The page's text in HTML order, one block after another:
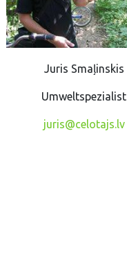
Juris Smaļinskis
Umweltspezialist
juris@celotajs.lv